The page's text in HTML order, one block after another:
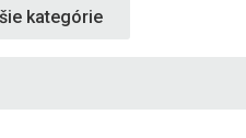
kategórie